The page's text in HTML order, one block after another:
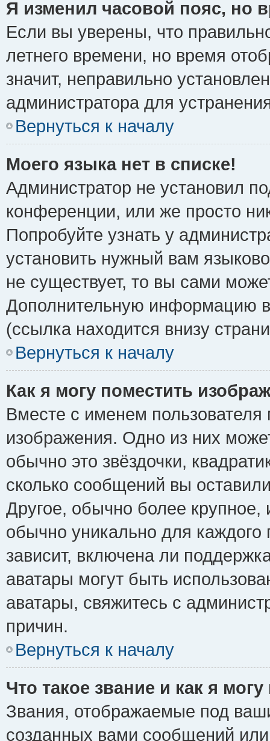
Я изменил часовой пояс, но
Если вы уверены, что
летнего времени, но время
значит, неправильно
администратора для
Вернуться к началу
Моего языка нет в списке!
Администратор не установил
конференции, или же просто
Попробуйте узнать у
установить нужный вам
не существует, то вы сами
Дополнительную информацию
(ссылка находится внизу
Вернуться к началу
Как я могу поместить
Вместе с именем пользователя
изображения. Одно из них
обычно это звёздочки,
сколько сообщений вы
Другое, обычно более крупное,
обычно уникально для каждого
зависит, включена ли
аватары могут быть
аватары, свяжитесь с
причин.
Вернуться к началу
Что такое звание и как я
Звания, отображаемые под
созданных вами сообщений